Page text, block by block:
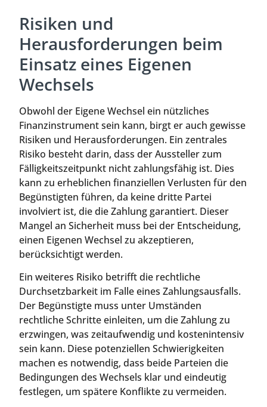
Risiken und
Herausforderungen beim
Einsatz eines Eigenen
Wechsels
Obwohl der Eigene Wechsel ein nützliches
Finanzinstrument sein kann, birgt er auch gewisse
Risiken und Herausforderungen. Ein zentrales
Risiko besteht darin, dass der Aussteller zum
Fälligkeitszeitpunkt nicht zahlungsfähig ist. Dies
kann zu erheblichen finanziellen Verlusten für den
Begünstigten führen, da keine dritte Partei
involviert ist, die die Zahlung garantiert. Dieser
Mangel an Sicherheit muss bei der Entscheidung,
einen Eigenen Wechsel zu akzeptieren,
berücksichtigt werden.
Ein weiteres Risiko betrifft die rechtliche
Durchsetzbarkeit im Falle eines Zahlungsausfalls.
Der Begünstigte muss unter Umständen
rechtliche Schritte einleiten, um die Zahlung zu
erzwingen, was zeitaufwendig und kostenintensiv
sein kann. Diese potenziellen Schwierigkeiten
machen es notwendig, dass beide Parteien die
Bedingungen des Wechsels klar und eindeutig
festlegen, um spätere Konflikte zu vermeiden.